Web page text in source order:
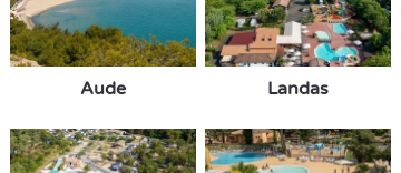
Aude Landas